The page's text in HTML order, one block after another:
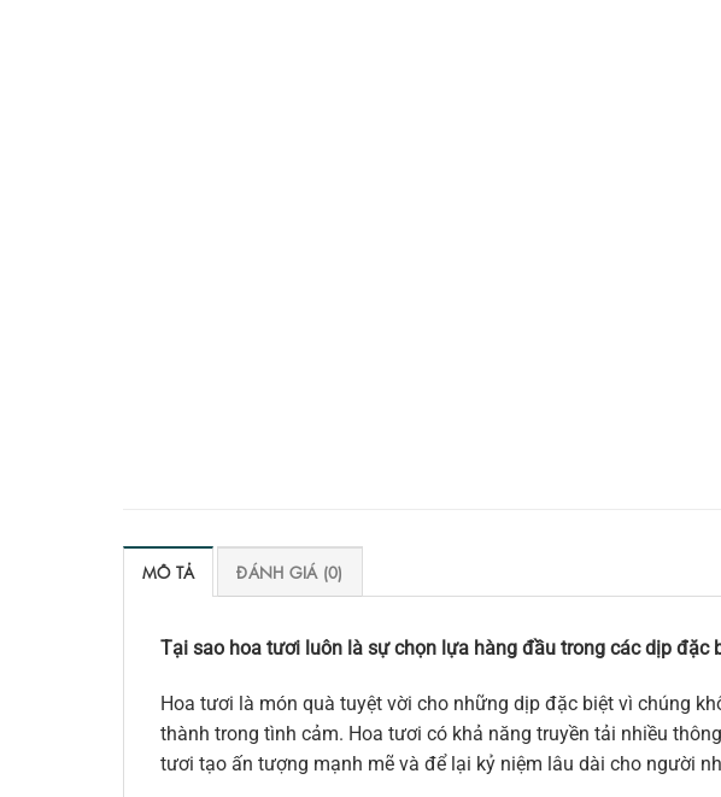
MÔ TẢ ĐÁNH GIÁ (0)
Tại sao hoa tươi luôn là sự chọn lựa hàng đầu trong các dịp đặc
Hoa tươi là món quà tuyệt vời cho những dịp đặc biệt vì chúng
thành trong tình cảm. Hoa tươi có khả năng truyền tải nhiều
tươi tạo ấn tượng mạnh mẽ và để lại kỷ niệm lâu dài cho người